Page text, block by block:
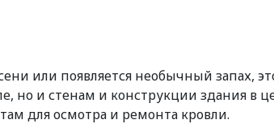
или появляется необычный запах,
но и стенам и конструкции здания в
для осмотра и ремонта кровли.